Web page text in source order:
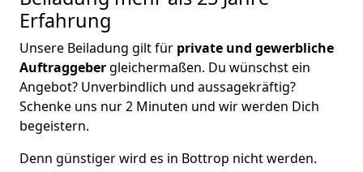
Erfahrung
Unsere Beiladung gilt für private und gewerbliche
Auftraggebergleichermaßen. Du wünschst ein
Angebot? Unverbindlich und aussagekräftig?
Schenke uns nur 2 Minuten und wir werden Dich
begeistern.
Denn günstiger wird es in Bottrop nicht werden.